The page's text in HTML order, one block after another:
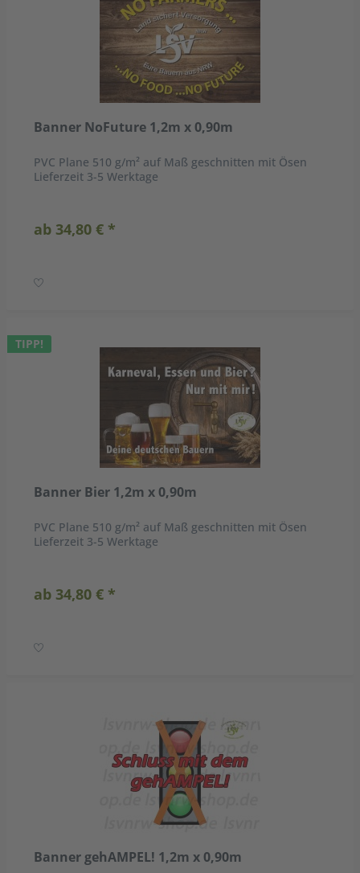
Banner NoFuture 1,2m x 0,90m
PVC Plane 510 g/m² auf Maß geschnitten mit Ösen
Lieferzeit 3-5 Werktage
ab 34,80 € *
TIPP!
Banner Bier 1,2m x 0,90m
PVC Plane 510 g/m² auf Maß geschnitten mit Ösen
Lieferzeit 3-5 Werktage
ab 34,80 € *
Banner gehAMPEL! 1,2m x 0,90m